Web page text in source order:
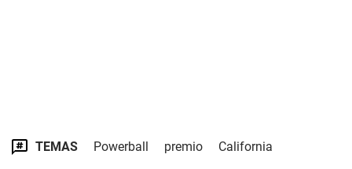
TEMAS Powerball premio California